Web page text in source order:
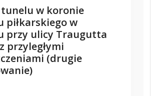
w koronie
piłkarskiego w
przy ulicy Traugutta
przyległymi
(drugie